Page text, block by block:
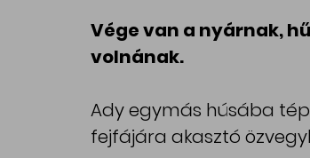
Vége van a nyárnak,
volnának.
Ady egymás húsába
fejfájára akasztó